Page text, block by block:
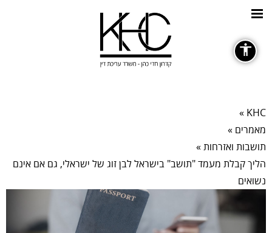
כללי
remove_circle_outline
KHC
»
מאמרים »
תושבות ואזרחות»
הליך קבלת מעמד "תושב" בישראל לבן זוג של ישראלי, גם אם אינם
נשואים